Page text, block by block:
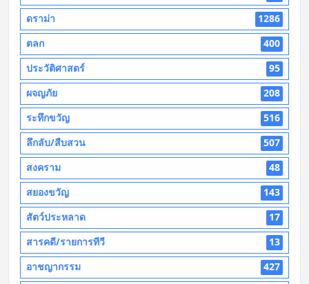
ดราม่า
1286
ตลก
400
ประวัติศาสตร์
95
ผจญภัย
208
ระทึกขวัญ
516
ลึกลับ/สืบสวน
507
สงคราม
48
สยองขวัญ
143
สัตว์ประหลาด
17
สารคดี/รายการทีวี
13
อาชญากรรม
427